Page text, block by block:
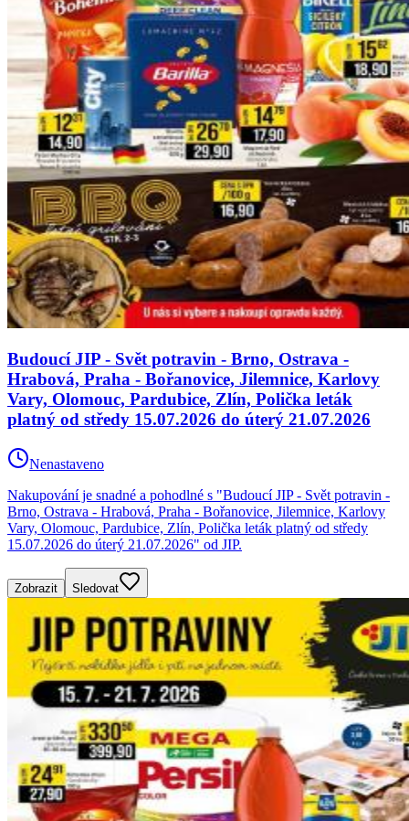
Budoucí JIP - Svět potravin - Brno, Ostrava -
Hrabová, Praha - Bořanovice, Jilemnice, Karlovy
Vary, Olomouc, Pardubice, Zlín, Polička leták
platný od středy 15.07.2026 do úterý 21.07.2026
Nenastaveno
Nakupování je snadné a pohodlné s "Budoucí JIP - Svět potravin -
Brno, Ostrava - Hrabová, Praha - Bořanovice, Jilemnice, Karlovy
Vary, Olomouc, Pardubice, Zlín, Polička leták platný od středy
15.07.2026 do úterý 21.07.2026" od JIP.
Zobrazit Sledovat